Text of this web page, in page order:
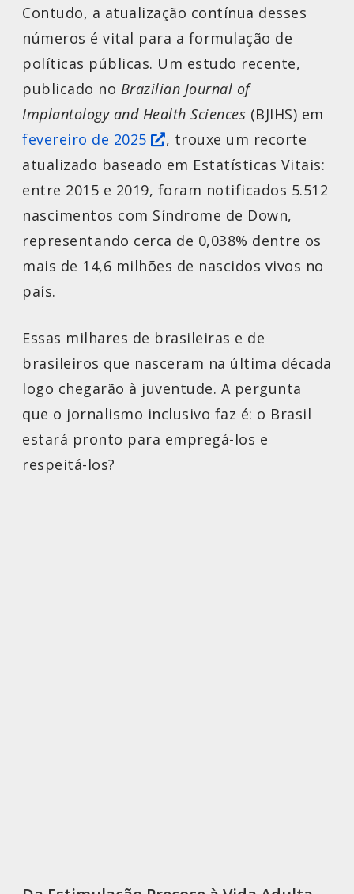
Contudo, a atualização contínua desses
números é vital para a formulação de
políticas públicas. Um estudo recente,
publicado no Brazilian Journal of
Implantology and Health Sciences (BJIHS) em
fevereiro de 2025
, trouxe um recorte
atualizado baseado em Estatísticas Vitais:
entre 2015 e 2019, foram notificados 5.512
nascimentos com Síndrome de Down,
representando cerca de 0,038% dentre os
mais de 14,6 milhões de nascidos vivos no
país.
Essas milhares de brasileiras e de
brasileiros que nasceram na última década
logo chegarão à juventude. A pergunta
que o jornalismo inclusivo faz é: o Brasil
estará pronto para empregá-los e
respeitá-los?